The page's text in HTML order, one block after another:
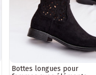
Bottes longues pour